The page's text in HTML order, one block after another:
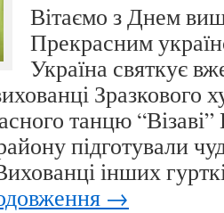
Вітаємо з Днем
Прекрасним
Україна святкує
Зразкового
танцю
підготували
інших
→